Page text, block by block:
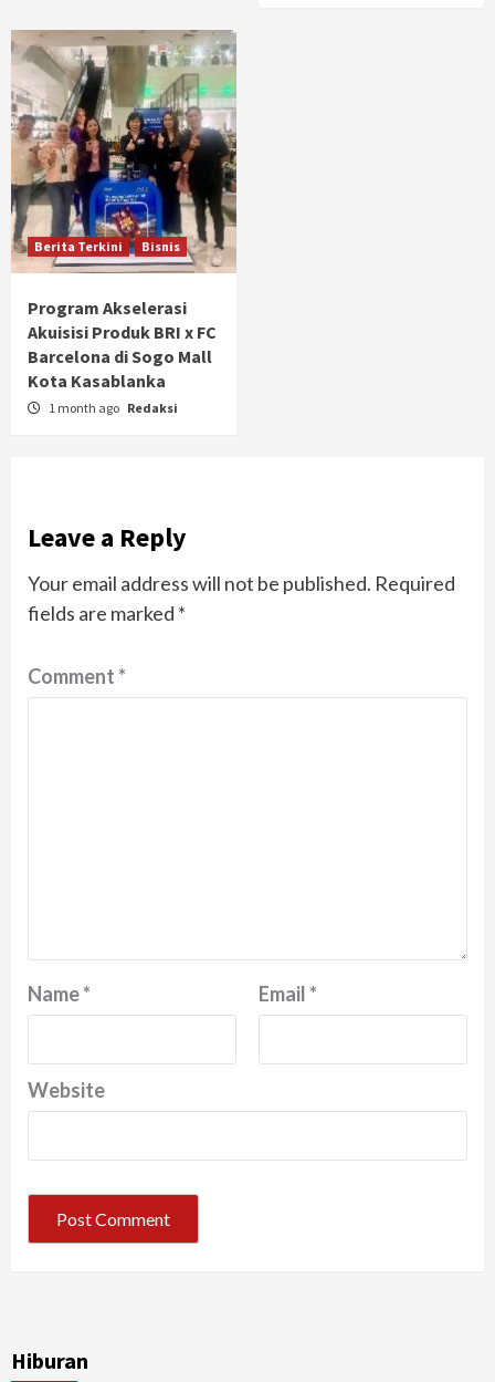
Berita Terkini Bisnis
Program Akselerasi
Akuisisi Produk BRI x FC
Barcelona di Sogo Mall
Kota Kasablanka
1 month ago Redaksi
Leave a Reply
Your email address will not be published. Required
fields are marked *
Comment*
Name* Email*
Website
Hiburan